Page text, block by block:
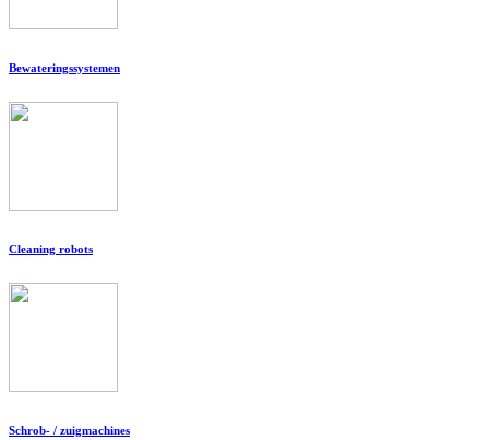
Bewateringssystemen
Cleaning robots
Schrob- / zuigmachines